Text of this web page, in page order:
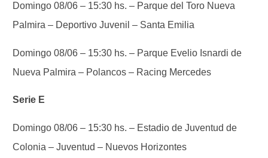
Domingo 08/06 – 15:30 hs. – Parque del Toro Nueva
Palmira – Deportivo Juvenil – Santa Emilia
Domingo 08/06 – 15:30 hs. – Parque Evelio Isnardi de
Nueva Palmira – Polancos – Racing Mercedes
Serie E
Domingo 08/06 – 15:30 hs. – Estadio de Juventud de
Colonia – Juventud – Nuevos Horizontes